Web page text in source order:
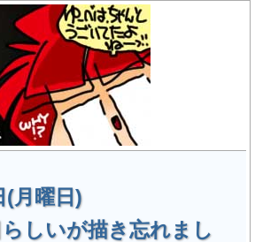
(月曜日)
らしいが描き忘れまし